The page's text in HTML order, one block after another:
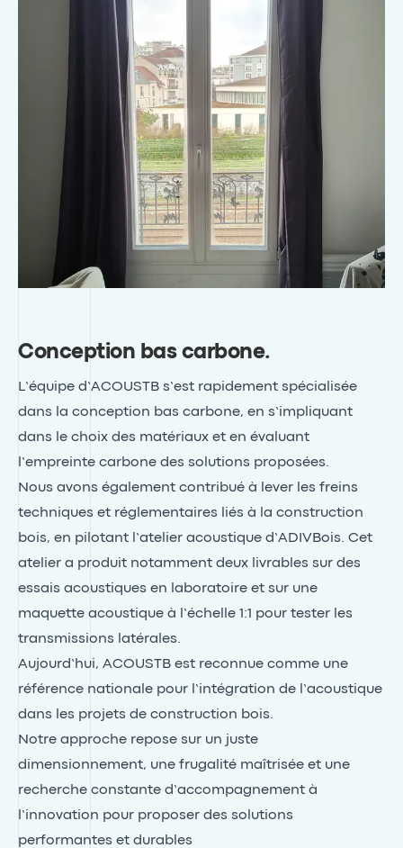
Conception bas carbone.
L’équipe d’ACOUSTB s’est rapidement spécialisée
dans la conception bas carbone, en s’impliquant
dans le choix des matériaux et en évaluant
l’empreinte carbone des solutions proposées.
Nous avons également contribué à lever les freins
techniques et réglementaires liés à la construction
bois, en pilotant l’atelier acoustique d’ADIVBois. Cet
atelier a produit notamment deux livrables sur des
essais acoustiques en laboratoire et sur une
maquette acoustique à l’échelle 1:1 pour tester les
transmissions latérales.
Aujourd’hui, ACOUSTB est reconnue comme une
référence nationale pour l’intégration de l’acoustique
dans les projets de construction bois.
Notre approche repose sur un juste
dimensionnement, une frugalité maîtrisée et une
recherche constante d’accompagnement à
l’innovation pour proposer des solutions
performantes et durables